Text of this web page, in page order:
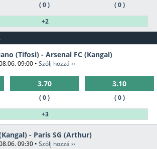
( 0 )
( 0 )
+2
(Tifosi) - Arsenal FC (Kangal)
09:00 • Szólj hozzá ››
3.70
( 0 )
3.10
( 0 )
+3
- Paris SG (Arthur)
09:30 • Szólj hozzá ››